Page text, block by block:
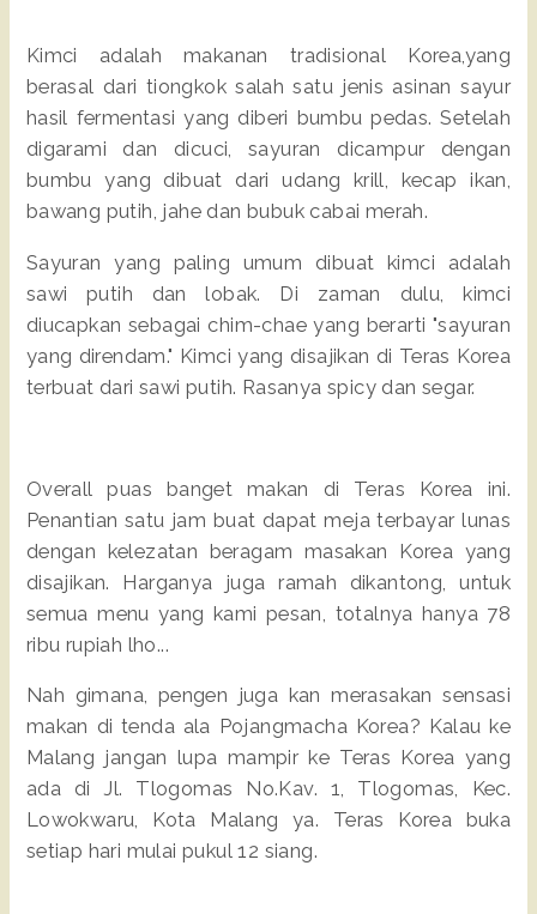
Kimci adalah makanan tradisional Korea,yang
berasal dari tiongkok salah satu jenis asinan sayur
hasil fermentasi yang diberi bumbu pedas. Setelah
digarami dan dicuci, sayuran dicampur dengan
bumbu yang dibuat dari udang krill, kecap ikan,
bawang putih, jahe dan bubuk cabai merah.
Sayuran yang paling umum dibuat kimci adalah
sawi putih dan lobak. Di zaman dulu, kimci
diucapkan sebagai chim-chae yang berarti "sayuran
yang direndam." Kimci yang disajikan di Teras Korea
terbuat dari sawi putih. Rasanya spicy dan segar.
Overall puas banget makan di Teras Korea ini.
Penantian satu jam buat dapat meja terbayar lunas
dengan kelezatan beragam masakan Korea yang
disajikan. Harganya juga ramah dikantong, untuk
semua menu yang kami pesan, totalnya hanya 78
ribu rupiah lho...
Nah gimana, pengen juga kan merasakan sensasi
makan di tenda ala Pojangmacha Korea? Kalau ke
Malang jangan lupa mampir ke Teras Korea yang
ada di Jl. Tlogomas No.Kav. 1, Tlogomas, Kec.
Lowokwaru, Kota Malang ya. Teras Korea buka
setiap hari mulai pukul 12 siang.